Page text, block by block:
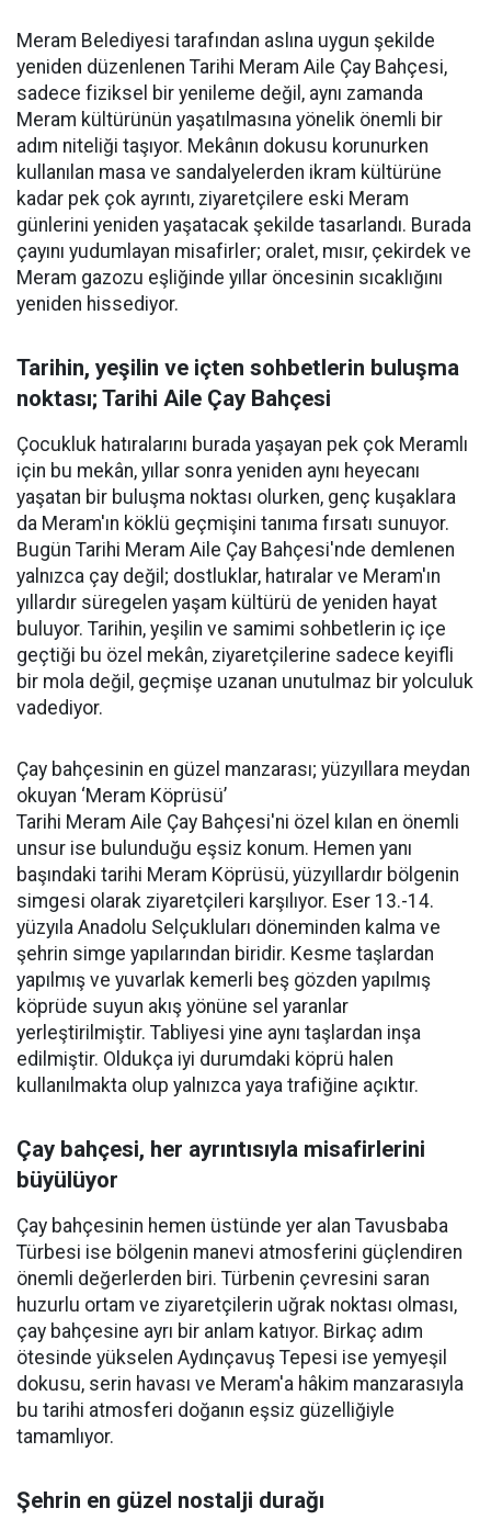
Meram Belediyesi tarafından aslına uygun şekilde
yeniden düzenlenen Tarihi Meram Aile Çay Bahçesi,
sadece fiziksel bir yenileme değil, aynı zamanda
Meram kültürünün yaşatılmasına yönelik önemli bir
adım niteliği taşıyor. Mekânın dokusu korunurken
kullanılan masa ve sandalyelerden ikram kültürüne
kadar pek çok ayrıntı, ziyaretçilere eski Meram
günlerini yeniden yaşatacak şekilde tasarlandı. Burada
çayını yudumlayan misafirler; oralet, mısır, çekirdek ve
Meram gazozu eşliğinde yıllar öncesinin sıcaklığını
yeniden hissediyor.
Tarihin, yeşilin ve içten sohbetlerin buluşma
noktası; Tarihi Aile Çay Bahçesi
Çocukluk hatıralarını burada yaşayan pek çok Meramlı
için bu mekân, yıllar sonra yeniden aynı heyecanı
yaşatan bir buluşma noktası olurken, genç kuşaklara
da Meram'ın köklü geçmişini tanıma fırsatı sunuyor.
Bugün Tarihi Meram Aile Çay Bahçesi'nde demlenen
yalnızca çay değil; dostluklar, hatıralar ve Meram'ın
yıllardır süregelen yaşam kültürü de yeniden hayat
buluyor. Tarihin, yeşilin ve samimi sohbetlerin iç içe
geçtiği bu özel mekân, ziyaretçilerine sadece keyifli
bir mola değil, geçmişe uzanan unutulmaz bir yolculuk
vadediyor.
Çay bahçesinin en güzel manzarası; yüzyıllara meydan
okuyan ‘Meram Köprüsü’
Tarihi Meram Aile Çay Bahçesi'ni özel kılan en önemli
unsur ise bulunduğu eşsiz konum. Hemen yanı
başındaki tarihi Meram Köprüsü, yüzyıllardır bölgenin
simgesi olarak ziyaretçileri karşılıyor. Eser 13.-14.
yüzyıla Anadolu Selçukluları döneminden kalma ve
şehrin simge yapılarından biridir. Kesme taşlardan
yapılmış ve yuvarlak kemerli beş gözden yapılmış
köprüde suyun akış yönüne sel yaranlar
yerleştirilmiştir. Tabliyesi yine aynı taşlardan inşa
edilmiştir. Oldukça iyi durumdaki köprü halen
kullanılmakta olup yalnızca yaya trafiğine açıktır.
Çay bahçesi, her ayrıntısıyla misafirlerini
büyülüyor
Çay bahçesinin hemen üstünde yer alan Tavusbaba
Türbesi ise bölgenin manevi atmosferini güçlendiren
önemli değerlerden biri. Türbenin çevresini saran
huzurlu ortam ve ziyaretçilerin uğrak noktası olması,
çay bahçesine ayrı bir anlam katıyor. Birkaç adım
ötesinde yükselen Aydınçavuş Tepesi ise yemyeşil
dokusu, serin havası ve Meram'a hâkim manzarasıyla
bu tarihi atmosferi doğanın eşsiz güzelliğiyle
tamamlıyor.
Şehrin en güzel nostalji durağı